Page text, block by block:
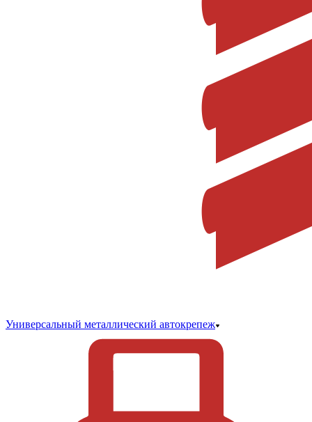
Универсальный металлический автокрепеж